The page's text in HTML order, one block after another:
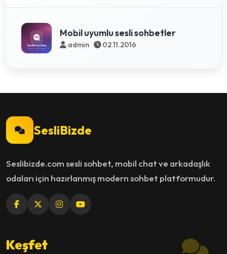
Mobil uyumlu sesli sohbetler
admin 02.11.2016
SesliBizde
Seslibizde.com sesli sohbet, mobil chat ve arkadaşlık
odaları için hazırlanmış modern sohbet platformudur.
Keşfet